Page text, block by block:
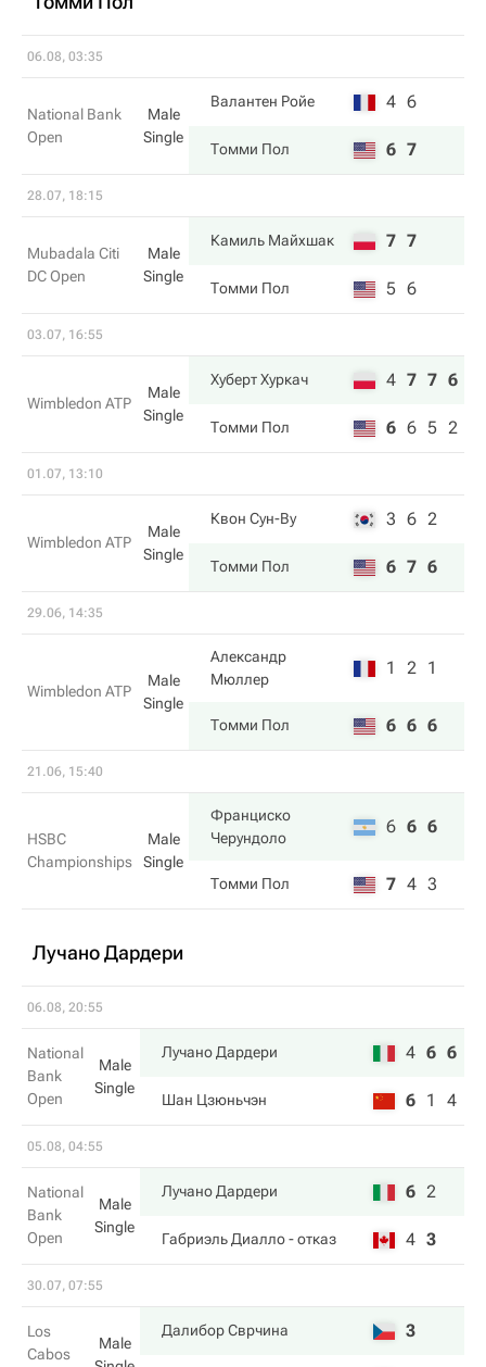
06.08, 03:35
National Bank
Open
Male
Single
Валантен Ройе 4 6
Томми Пол 6 7
28.07, 18:15
Mubadala Citi
DC Open
Male
Single
Камиль Майхшак 7 7
Томми Пол 5 6
03.07, 16:55
Wimbledon ATP
Male
Single
Хуберт Хуркач 4 7 7 6
Томми Пол 6 6 5 2
01.07, 13:10
Wimbledon ATP
Male
Single
Квон Сун-Ву 3 6 2
Томми Пол 6 7 6
29.06, 14:35
Wimbledon ATP
Male
Single
Александр
Мюллер
1 2 1
Томми Пол 6 6 6
21.06, 15:40
HSBC
Championships
Male
Single
Франциско
Черундоло
6 6 6
Томми Пол 7 4 3
Лучано Дардери
06.08, 20:55
National
Bank
Open
Male
Single
Лучано Дардери 4 6 6
Шан Цзюньчэн 6 1 4
05.08, 04:55
National
Bank
Open
Male
Single
Лучано Дардери 6 2
Габриэль Диалло- отказ 4 3
30.07, 07:55
Los
Cabos
Male
Далибор Сврчина 3